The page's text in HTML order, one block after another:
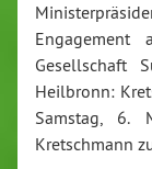
Engagement
Gesellschaft
Heilbronn:
Samstag, 6.
Kretschmann